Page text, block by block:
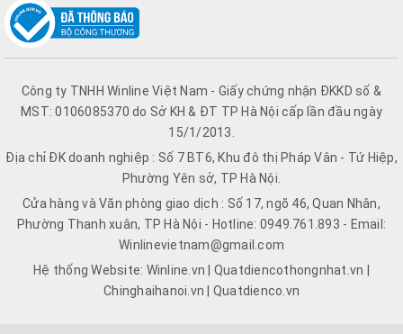
Công ty TNHH Winline Việt Nam - Giấy chứng nhận ĐKKD số &
MST: 0106085370 do Sở KH & ĐT TP Hà Nội cấp lần đầu ngày
15/1/2013.
Địa chỉ ĐK doanh nghiệp : Số 7 BT6, Khu đô thị Pháp Vân - Tứ Hiệp,
Phường Yên sở, TP Hà Nội.
Cửa hàng và Văn phòng giao dịch : Số 17, ngõ 46, Quan Nhân,
Phường Thanh xuân, TP Hà Nội - Hotline: 0949.761.893 - Email:
Winlinevietnam@gmail.com
Hệ thống Website: Winline.vn | Quatdiencothongnhat.vn |
Chinghaihanoi.vn | Quatdienco.vn